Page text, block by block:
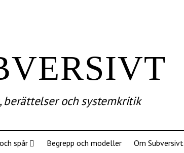
berättelser och systemkritik
spår Begrepp och modeller Om Subversivt